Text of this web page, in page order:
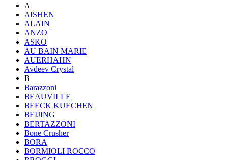
A
AISHEN
ALAIN
ANZO
ASKO
AU BAIN MARIE
AUERHAHN
Avdeev Crystal
B
Barazzoni
BEAUVILLE
BEECK KUECHEN
BEIJING
BERTAZZONI
Bone Crusher
BORA
BORMIOLI ROCCO